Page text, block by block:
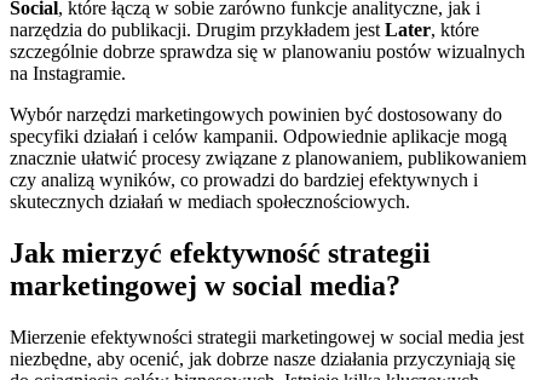
Social, które łączą w sobie zarówno funkcje analityczne, jak i
narzędzia do publikacji. Drugim przykładem jest Later, które
szczególnie dobrze sprawdza się w planowaniu postów wizualnych
na Instagramie.
Wybór narzędzi marketingowych powinien być dostosowany do
specyfiki działań i celów kampanii. Odpowiednie aplikacje mogą
znacznie ułatwić procesy związane z planowaniem, publikowaniem
czy analizą wyników, co prowadzi do bardziej efektywnych i
skutecznych działań w mediach społecznościowych.
Jak mierzyć efektywność strategii
marketingowej w social media?
Mierzenie efektywności strategii marketingowej w social media jest
niezbędne, aby ocenić, jak dobrze nasze działania przyczyniają się